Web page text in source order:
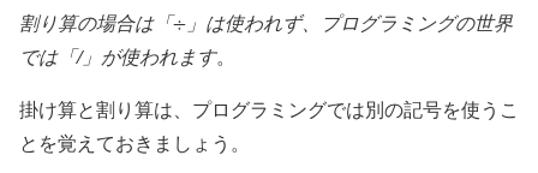
割り算の場合は「÷」は使われず、プログラミングの世界
では「/」が使われます。
掛け算と割り算は、プログラミングでは別の記号を使うこ
とを覚えておきましょう。